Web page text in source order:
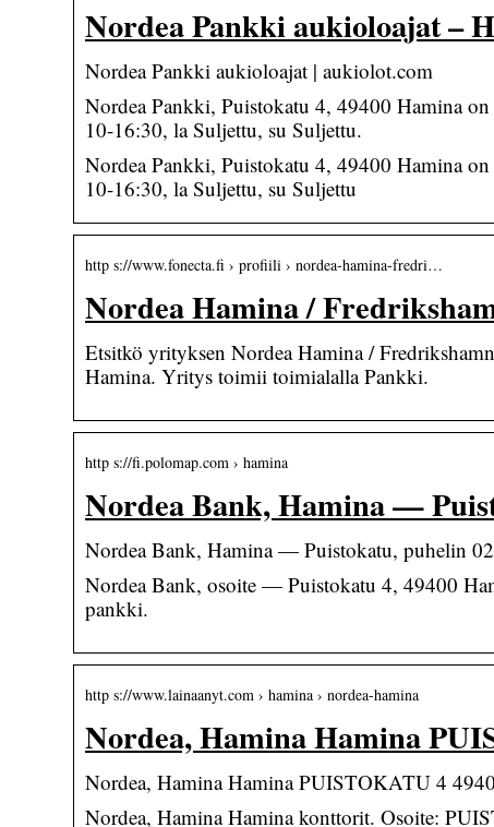
Nordea Pankki aukioloajat –
Nordea Pankki aukioloajat | aukiolot.com
Nordea Pankki, Puistokatu 4, 49400 Hamina
10-16:30, la Suljettu, su Suljettu.
Nordea Pankki, Puistokatu 4, 49400 Hamina
10-16:30, la Suljettu, su Suljettu
http s://www.fonecta.fi › profiili › nordea-hamina-fredri…
Nordea Hamina /
Etsitkö yrityksen Nordea Hamina /
Hamina. Yritys toimii toimialalla Pankki.
http s://fi.polomap.com › hamina
Nordea Bank, Hamina —
Nordea Bank, Hamina — Puistokatu, puhelin
Nordea Bank, osoite — Puistokatu 4, 49400
pankki.
http s://www.lainaanyt.com › hamina › nordea-hamina
Nordea, Hamina Hamina
Nordea, Hamina Hamina PUISTOKATU 4
Nordea, Hamina Hamina konttorit. Osoite: